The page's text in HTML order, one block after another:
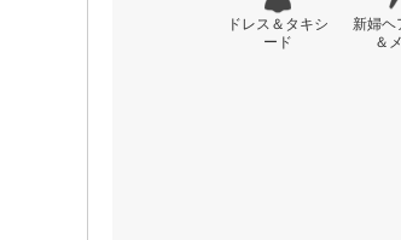
ドレス＆タキシ
ード
新婦ヘ
＆